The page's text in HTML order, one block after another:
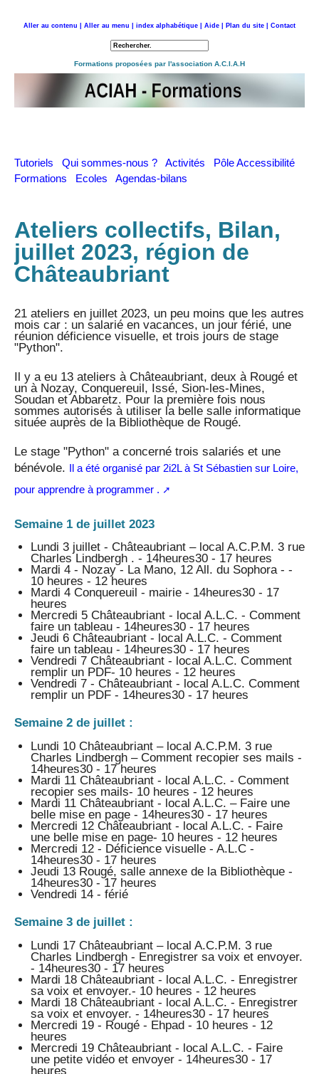
Aller au contenu | Aller au menu | index alphabétique | Aide | Plan du site | Contact
Formations proposées par l'association A.C.I.A.H
Tutoriels Qui sommes-nous ? Activités Pôle Accessibilité
Formations Ecoles Agendas-bilans
Ateliers collectifs, Bilan,
juillet 2023, région de
Châteaubriant
21 ateliers en juillet 2023, un peu moins que les autres
mois car : un salarié en vacances, un jour férié, une
réunion déficience visuelle, et trois jours de stage
"Python".
Il y a eu 13 ateliers à Châteaubriant, deux à Rougé et
un à Nozay, Conquereuil, Issé, Sion-les-Mines,
Soudan et Abbaretz. Pour la première fois nous
sommes autorisés à utiliser la belle salle informatique
située auprès de la Bibliothèque de Rougé.
Le stage "Python" a concerné trois salariés et une
bénévole. Il a été organisé par 2i2L à St Sébastien sur Loire,
pour apprendre à programmer .
Semaine 1 de juillet 2023
Lundi 3 juillet - Châteaubriant – local A.C.P.M. 3 rue
Charles Lindbergh . - 14heures30 - 17 heures
Mardi 4 - Nozay - La Mano, 12 All. du Sophora - -
10 heures - 12 heures
Mardi 4 Conquereuil - mairie - 14heures30 - 17
heures
Mercredi 5 Châteaubriant - local A.L.C. - Comment
faire un tableau - 14heures30 - 17 heures
Jeudi 6 Châteaubriant - local A.L.C. - Comment
faire un tableau - 14heures30 - 17 heures
Vendredi 7 Châteaubriant - local A.L.C. Comment
remplir un PDF- 10 heures - 12 heures
Vendredi 7 - Châteaubriant - local A.L.C. Comment
remplir un PDF - 14heures30 - 17 heures
Semaine 2 de juillet :
Lundi 10 Châteaubriant – local A.C.P.M. 3 rue
Charles Lindbergh – Comment recopier ses mails -
14heures30 - 17 heures
Mardi 11 Châteaubriant - local A.L.C. - Comment
recopier ses mails- 10 heures - 12 heures
Mardi 11 Châteaubriant - local A.L.C. – Faire une
belle mise en page - 14heures30 - 17 heures
Mercredi 12 Châteaubriant - local A.L.C. - Faire
une belle mise en page- 10 heures - 12 heures
Mercredi 12 - Déficience visuelle - A.L.C -
14heures30 - 17 heures
Jeudi 13 Rougé, salle annexe de la Bibliothèque -
14heures30 - 17 heures
Vendredi 14 - férié
Semaine 3 de juillet :
Lundi 17 Châteaubriant – local A.C.P.M. 3 rue
Charles Lindbergh - Enregistrer sa voix et envoyer.
- 14heures30 - 17 heures
Mardi 18 Châteaubriant - local A.L.C. - Enregistrer
sa voix et envoyer.- 10 heures - 12 heures
Mardi 18 Châteaubriant - local A.L.C. - Enregistrer
sa voix et envoyer. - 14heures30 - 17 heures
Mercredi 19 - Rougé - Ehpad - 10 heures - 12
heures
Mercredi 19 Châteaubriant - local A.L.C. - Faire
une petite vidéo et envoyer - 14heures30 - 17
heures